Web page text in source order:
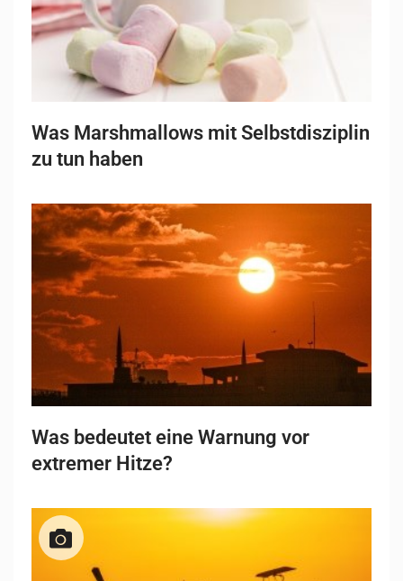
Was Marshmallows mit Selbstdisziplin
zu tun haben
Was bedeutet eine Warnung vor
extremer Hitze?